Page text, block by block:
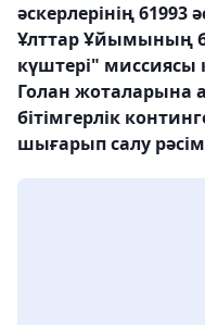
әскерлерінің 61993
Ұлттар Ұйымының
күштері"
Голан жоталарына
бітімгерлік
шығарып салу